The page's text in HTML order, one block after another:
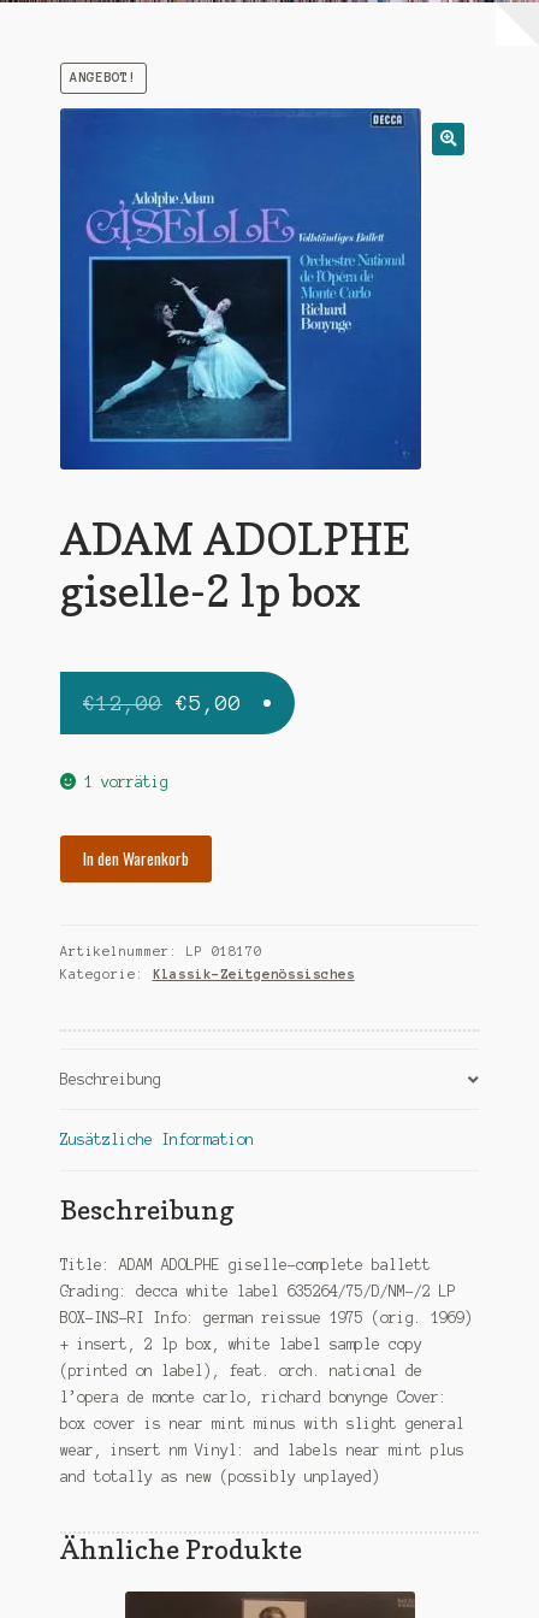
Mein Konto
ANGEBOT!
ADAM ADOLPHE
giselle-2 lp box
€12,00 Ursprünglicher
Preis
€5,00 Aktueller
Preis
1 vorrätig
lp
box
In den Warenkorb
Artikelnummer:
LP 018170
Kategorie:
Klassik-Zeitgenössisches
Beschreibung
Zusätzliche Information
Beschreibung
Title: ADAM ADOLPHE giselle-complete ballett
Grading: decca white label 635264/75/D/NM-/2 LP
BOX-INS-RI Info: german reissue 1975 (orig. 1969)
+ insert, 2 lp box, white label sample copy
(printed on label), feat. orch. national de
l’opera de monte carlo, richard bonynge Cover:
box cover is near mint minus with slight general
wear, insert nm Vinyl: and labels near mint plus
and totally as new (possibly unplayed)
Ähnliche Produkte